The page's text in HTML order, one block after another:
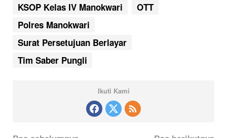
KSOP Kelas IV Manokwari
OTT
Polres Manokwari
Surat Persetujuan Berlayar
Tim Saber Pungli
Ikuti Kami